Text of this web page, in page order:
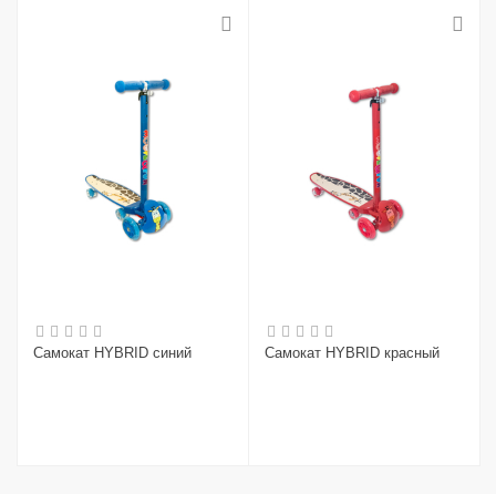
Самокат HYBRID синий Самокат HYBRID красный